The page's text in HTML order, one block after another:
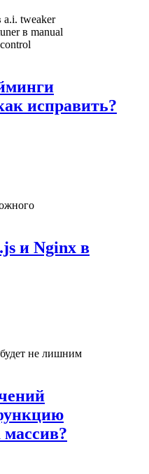
tweaker
в manual
исправить?
и Nginx в
не лишним